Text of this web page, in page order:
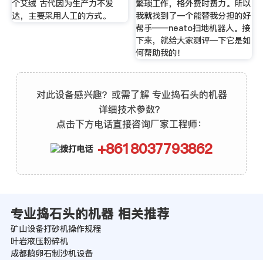
个艾绒 古代因为生产力不发
达，主要采用人工的方式。
繁琐工作，格外费时费力。所以
我就找到了一个能替我分担的好
帮手——neato扫地机器人。接
下来，就给大家测评一下它是如
何帮助我的！
对此设备感兴趣？或需了解 专业捣石头的机器
详细技术参数？
点击下方电话直接咨询厂家工程师：
+8618037793862
专业捣石头的机器 相关推荐
矿山设备打砂机操作规程
叶岩液压粉碎机
成都鹅卵石制沙机设备